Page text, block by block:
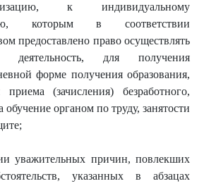
к индивидуальному
которым в соответствии
предоставлено право осуществлять
деятельность, для получения
форме получения образования,
(зачисления) безработного,
обучение органом по труду, занятости
уважительных причин, повлекших
указанных в абзацах